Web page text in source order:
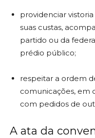
providenciar
suas custas,
partido ou da
prédio público;
respeitar a ordem
comunicações, em
com pedidos de
A ata da